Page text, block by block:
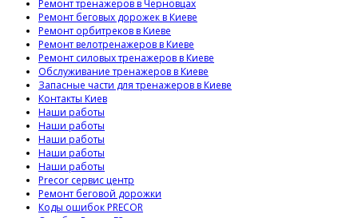
Ремонт тренажеров в Черновцах
Ремонт беговых дорожек в Киеве
Ремонт орбитреков в Киеве
Ремонт велотренажеров в Киеве
Ремонт силовых тренажеров в Киеве
Обслуживание тренажеров в Киеве
Запасные части для тренажеров в Киеве
Контакты Киев
Наши работы
Наши работы
Наши работы
Наши работы
Наши работы
Precor сервис центр
Ремонт беговой дорожки
Коды ошибок PRECOR